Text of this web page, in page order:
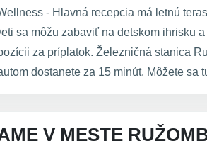
- Hlavná recepcia má letnú
sa môžu zabaviť na detskom ihrisku
za príplatok. Železničná stanica
dostanete za 15 minút. Môžete sa
V MESTE